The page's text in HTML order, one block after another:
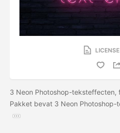
3 Neon Photoshop-
Pakket bevat 3 Neon